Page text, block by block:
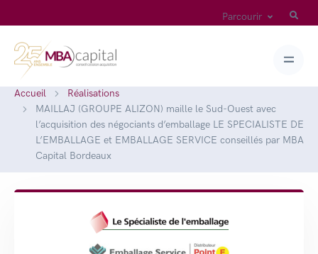
Parcourir
Accueil
Réalisations
MAILLAJ (GROUPE ALIZON) maille le Sud-Ouest avec
l’acquisition des négociants d’emballage LE SPECIALISTE DE
L’EMBALLAGE et EMBALLAGE SERVICE conseillés par MBA
Capital Bordeaux